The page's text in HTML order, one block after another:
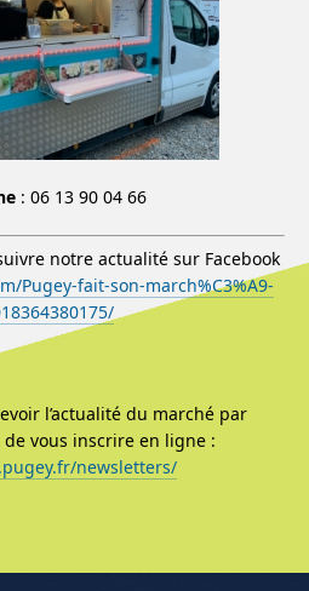
: 06 13 90 04 66
notre actualité sur Facebook
Pugey-fait-son-march%C3%A9-
l’actualité du marché par
vous inscrire en ligne :
newsletters/